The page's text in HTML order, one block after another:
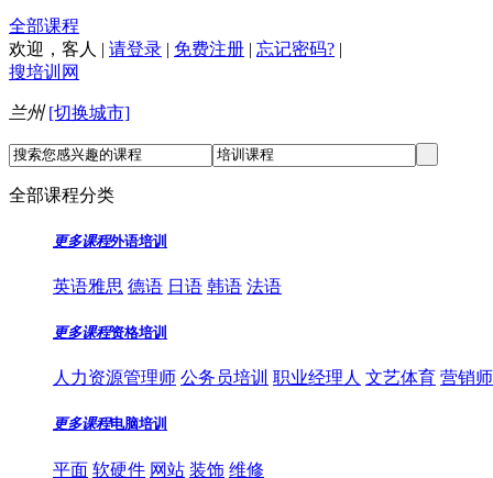
全部课程
欢迎， 客人 | 请登录 | 免费注册 | 忘记密码? |
搜培训网
兰州 [切换城市]
全部课程分类
更多课程外语培训
英语雅思 德语 日语 韩语 法语
更多课程资格培训
人力资源管理师 公务员培训 职业经理人 文艺体育 营销
更多课程电脑培训
平面 软硬件 网站 装饰 维修